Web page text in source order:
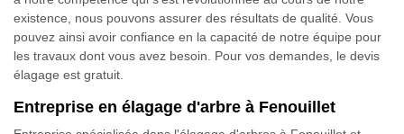
existence, nous pouvons assurer des résultats de qualité. Vous
pouvez ainsi avoir confiance en la capacité de notre équipe pour
les travaux dont vous avez besoin. Pour vos demandes, le devis
élagage est gratuit.
Entreprise en élagage d'arbre à Fenouillet